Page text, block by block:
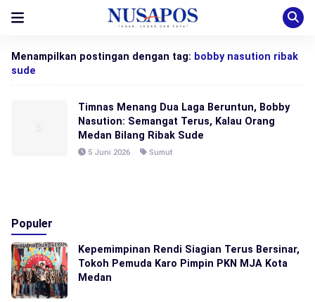
Menampilkan postingan dengan tag: bobby nasution ribak
sude
Timnas Menang Dua Laga Beruntun, Bobby
Nasution: Semangat Terus, Kalau Orang
Medan Bilang Ribak Sude
5 Juni 2026 Sumut
Populer
Kepemimpinan Rendi Siagian Terus Bersinar,
Tokoh Pemuda Karo Pimpin PKN MJA Kota
Medan